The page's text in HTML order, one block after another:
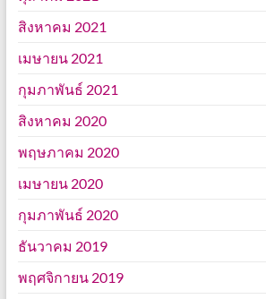
สิงหาคม 2021
เมษายน 2021
กุมภาพันธ์ 2021
สิงหาคม 2020
พฤษภาคม 2020
เมษายน 2020
กุมภาพันธ์ 2020
ธันวาคม 2019
พฤศจิกายน 2019